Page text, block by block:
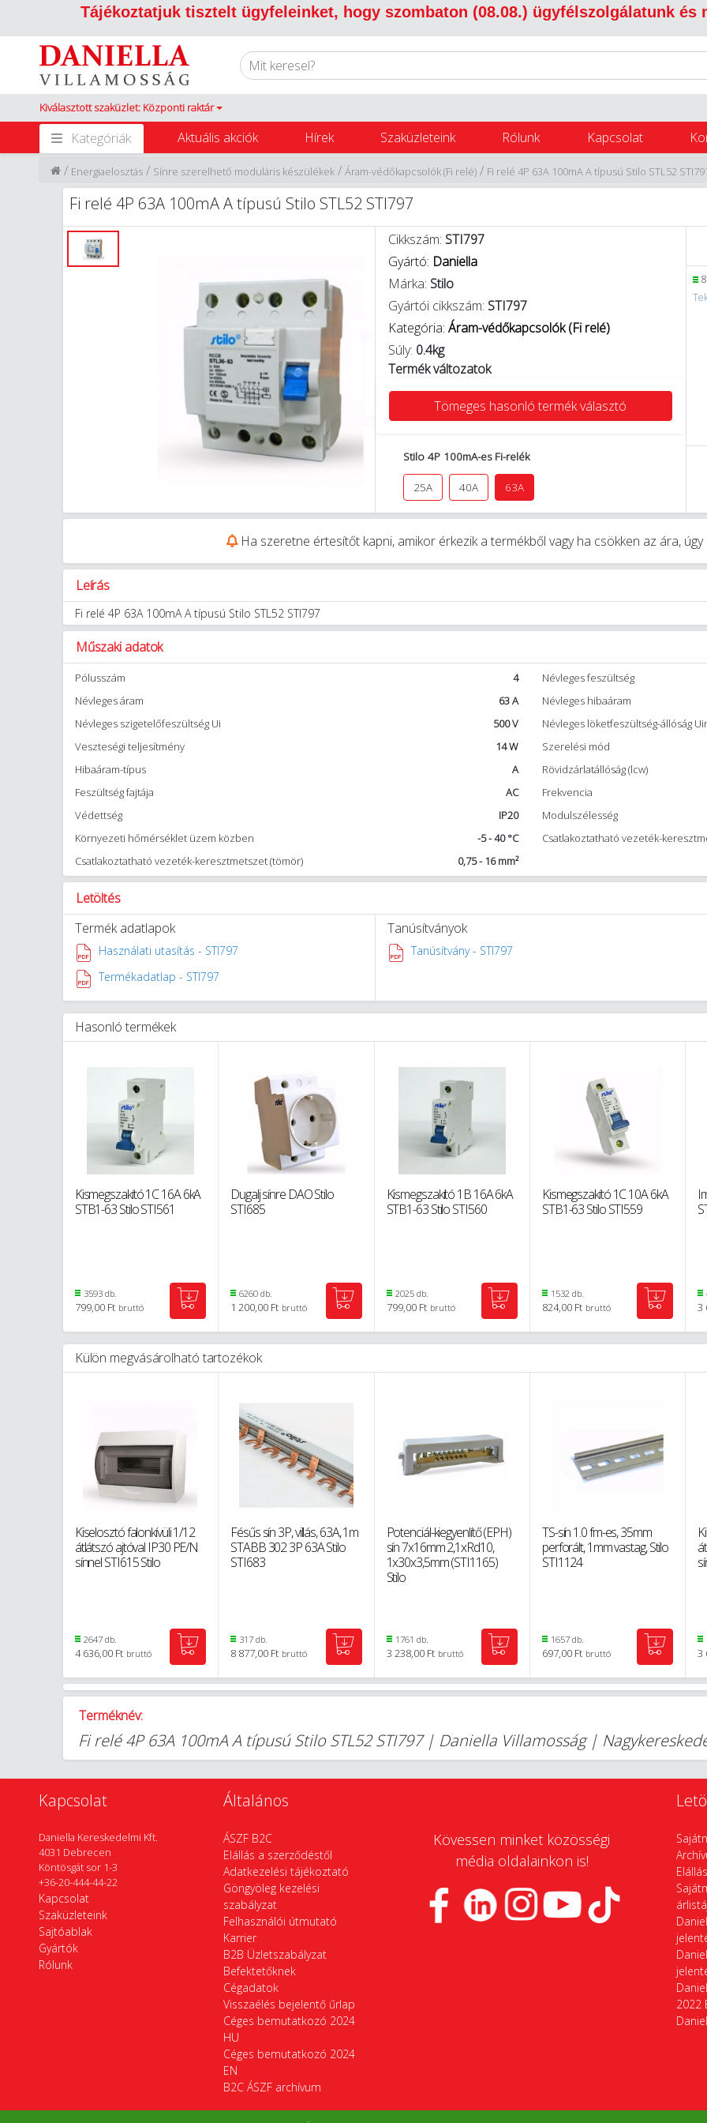
Tájékoztatjuk tisztelt ügyfeleinket, hogy szombaton (08.08.) ügyfélszolgálatunk és
Kiválasztott szaküzlet: Központi raktár
Kategóriák Aktuális akciók Hírek Szaküzleteink Rólunk Kapcsolat
Fi relé 4P 63A 100mA A típusú Stilo STL52
/
Áram-védőkapcsolók (Fi relé)
/
Sínre szerelhető moduláris készülékek
/
Energiaelosztás
/
Fi relé 4P 63A 100mA A típusú Stilo STL52 STI797
Cikkszám: STI797
Gyártó: Daniella
Márka: Stilo
Gyártói cikkszám: STI797
Kategória: Áram-védőkapcsolók (Fi relé)
Súly: 0.4kg
Termék változatok
Tömeges hasonló termék választó
Stilo 4P 100mA-es Fi-relék
25A 40A 63A
Ha szeretne értesítőt kapni, amikor érkezik a termékből vagy ha csökken az ára, úgy
Leírás
Fi relé 4P 63A 100mA A típusú Stilo STL52 STI797
Műszaki adatok
Pólusszám 4 Névleges feszültség
Névleges áram
63 A Névleges hibaáram
Névleges szigetelőfeszültség Ui
500 V Névleges löketfeszültség-állóság
Veszteségi teljesítmény
14 W Szerelési mód
Hibaáram-típus
A Rövidzárlatállóság (lcw)
Feszültség fajtája
AC Frekvencia
Védettség
IP20 Modulszélesség
Környezeti hőmérséklet üzem közben
-5 - 40 °C Csatlakoztatható vezeték-
Csatlakoztatható vezeték-keresztmetszet (tömör)
0,75 - 16 mm²
Letöltés
Termék adatlapok
Használati utasítás - STI797
Termékadatlap - STI797
Tanúsítványok
Tanúsítvány - STI797
Hasonló termékek
Kismegszakító 1C 16A 6kA
STB1-63 Stilo STI561
3593 db.
799,00 Ft bruttó
Dugalj sínre DAO Stilo
STI685
6260 db.
1 200,00 Ft bruttó
Kismegszakító 1B 16A 6kA
STB1-63 Stilo STI560
2025 db.
799,00 Ft bruttó
Kismegszakító 1C 10A 6kA
STB1-63 Stilo STI559
1532 db.
824,00 Ft bruttó 3
Külön megvásárolható tartozékok
Kiselosztó falonkívüli 1/12
átlátszó ajtóval IP30 PE/N
sínnel STI615 Stilo
2647 db.
4 636,00 Ft bruttó
Fésűs sín 3P, villás, 63A, 1m
STABB 302 3P 63A Stilo
STI683
317 db.
8 877,00 Ft bruttó
Potenciál-kiegyenlítő (EPH)
sín 7x16mm 2,1xRd10,
1x30x3,5mm (STI1165)
Stilo
1761 db.
3 238,00 Ft bruttó
TS-sín 1.0 fm-es, 35mm
perforált, 1mm vastag, Stilo
STI1124
1657 db.
697,00 Ft bruttó 3
Terméknév:
Fi relé 4P 63A 100mA A típusú Stilo STL52 STI797 | Daniella Villamosság |
Kapcsolat
Daniella Kereskedelmi Kft.
4031 Debrecen
Köntösgát sor 1-3
+36-20-444-44-22
Kapcsolat
Szaküzleteink
Sajtóablak
Gyártók
Rólunk
Általános
ÁSZF B2C
Elállás a szerződéstől
Adatkezelési tájékoztató
Göngyöleg kezelési
szabályzat
Felhasználói útmutató
Karrier
B2B Üzletszabályzat
Befektetőknek
Cégadatok
Visszaélés bejelentő űrlap
Céges bemutatkozó 2024
HU
Céges bemutatkozó 2024
EN
B2C ÁSZF archívum
Kövessen minket közösségi
média oldalainkon is!
2022